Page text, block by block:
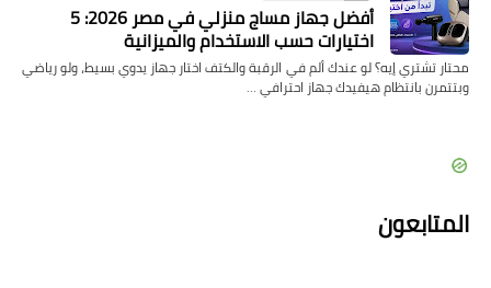
أفضل جهاز مساج منزلي في مصر 2026: 5
اختيارات حسب الاستخدام والميزانية
محتار تشتري إيه؟ لو عندك ألم في الرقبة والكتف اختار جهاز يدوي بسيط، ولو رياضي
وبتتمرن بانتظام هيفيدك جهاز احترافي …
المتابعون